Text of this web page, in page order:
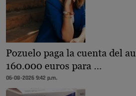
Pozuelo paga la cuenta del
160.000 euros para …
06-08-2026 9:42 p.m.